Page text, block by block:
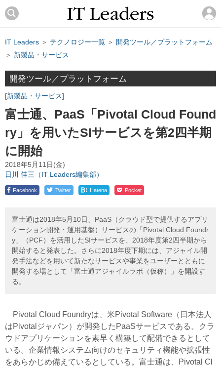
IT Leaders ＞ テクノロジー一覧 ＞ 開発ツール／プラットフォーム
＞ 新製品・サービス
開発ツール／プラットフォーム
新製品・サービス
富士通、PaaS「Pivotal Cloud Found
ry」を用いたSIサービスを第2四半期
に開始
2018年5月11日(金)
日川 佳三（IT Leaders編集部）
Facebook Twitter ! Hatena Pocket
富士通は2018年5月10日、PaaS（クラウド型で提供するアプリ
ケーション開発・運用基盤）サービスの「Pivotal Cloud Foundr
y」（PCF）を活用したSIサービスを、2018年度第2四半期から
開始すると発表した。さらに2018年度下期には、アジャイル開
発手法などを用いて新たなサービスや事業をユーザーとともに
開発する場として「富士通アジャイルラボ（仮称）」を開設す
る。
Pivotal Cloud Foundryは、米Pivotal Software（日本法人
はPivotalジャパン）が開発したPaaSサービスである。クラ
ウドアプリケーションを素早く構築して配備できるとして
いる。企業情報システム向けのセキュリティ機能や拡張性
をあらかじめ備えているとしている。富士通は、Pivotal Cl